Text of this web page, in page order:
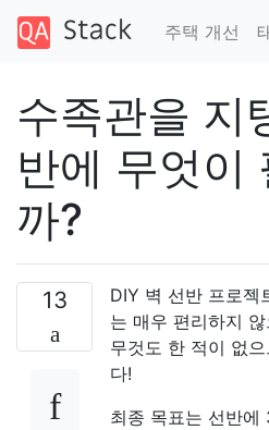
주택 개선
수족관을 지
반에 무엇이
까?
13
DIY 벽 선반 프로젝
는 매우 편리하지
무것도 한 적이 없
다!
최종 목표는 선반